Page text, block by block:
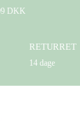
DKK
RETURRET
14 dage